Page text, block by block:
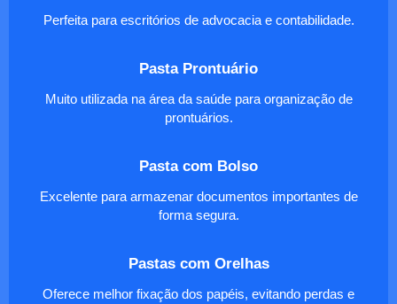
Perfeita para escritórios de advocacia e contabilidade.
Pasta Prontuário
Muito utilizada na área da saúde para organização de
prontuários.
Pasta com Bolso
Excelente para armazenar documentos importantes de
forma segura.
Pastas com Orelhas
Oferece melhor fixação dos papéis, evitando perdas e